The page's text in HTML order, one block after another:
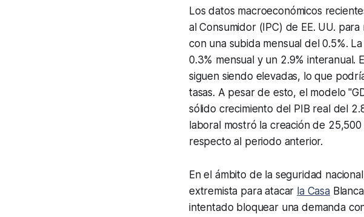
Los datos macroeconómicos
al Consumidor (IPC) de EE. UU.
con una subida mensual del 0.5%.
0.3% mensual y un 2.9% interanual.
siguen siendo elevadas, lo que
tasas. A pesar de esto, el modelo
sólido crecimiento del PIB real del
laboral mostró la creación de
respecto al periodo anterior.
En el ámbito de la seguridad
extremista para atacar la Casa
intentado bloquear una demanda